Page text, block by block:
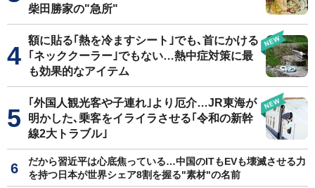
柴田勝家の"急所"
額に貼る｢熱を冷ますシート｣でも､首にかける
｢ネッククーラー｣でもない…熱中症対策に最
も効果的なアイテム
｢外国人観光客や子連れ｣より厄介…JR東海が
明かした､乗客をイライラさせる｢令和の新幹
線2大トラブル｣
だから習近平は心底焦っている…中国のITもEVも壊滅させる力
を持つ日本が世界シェア8割を握る"素材"の名前